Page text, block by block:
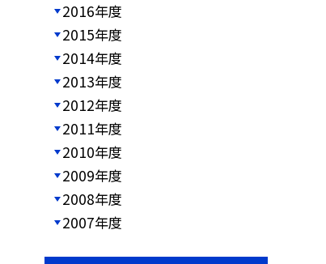
2016年度
2015年度
2014年度
2013年度
2012年度
2011年度
2010年度
2009年度
2008年度
2007年度